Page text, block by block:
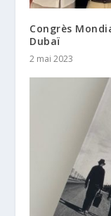
Congrès
Dubaï
2 mai 2023